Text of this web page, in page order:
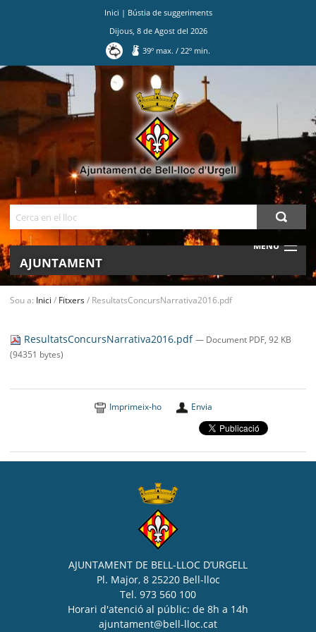
Inici | Bústia de suggeriments
Dijous, 8de Agostdel 2026
39º max./ 22º min.
MENU
AJUNTAMENT
BELL-LLOC SOLUCIONA
Sou a: Inici / Fitxers/ ResultatsConcursNarrativa2016.pdf
ResultatsConcursNarrativa2016.pdf— Document PDF, 92 KB
(94351 bytes)
Imprimeix-ho Envia
AJUNTAMENT DE BELL-LLOC D’URGELL
Pl. Major, 8 25220 Bell-lloc
Tel. 973 560 100
Horari d'atenció al públic: de 8h a 14h
ajuntament@bell-lloc.cat